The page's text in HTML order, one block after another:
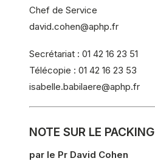
Chef de Service
david.cohen@aphp.fr
Secrétariat : 01 42 16 23 51
Télécopie : 01 42 16 23 53
isabelle.babilaere@aphp.fr
NOTE SUR LE PACKING
par le Pr David Cohen